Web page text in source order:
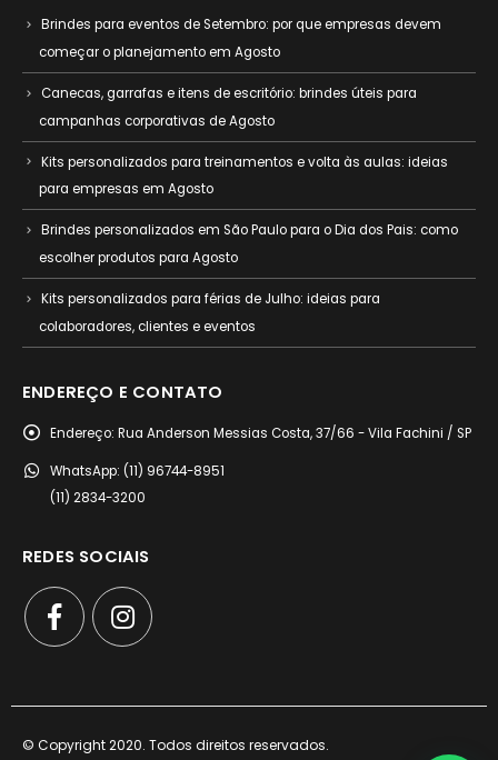
Brindes para eventos de Setembro: por que empresas devem
começar o planejamento em Agosto
Canecas, garrafas e itens de escritório: brindes úteis para
campanhas corporativas de Agosto
Kits personalizados para treinamentos e volta às aulas: ideias
para empresas em Agosto
Brindes personalizados em São Paulo para o Dia dos Pais: como
escolher produtos para Agosto
Kits personalizados para férias de Julho: ideias para
colaboradores, clientes e eventos
ENDEREÇO E CONTATO
Endereço: Rua Anderson Messias Costa, 37/66 - Vila Fachini / SP
WhatsApp: (11) 96744-8951
(11) 2834-3200
REDES SOCIAIS
© Copyright 2020. Todos direitos reservados.